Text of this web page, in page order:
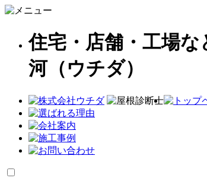
住宅・店舗・工場
河（ウチダ）